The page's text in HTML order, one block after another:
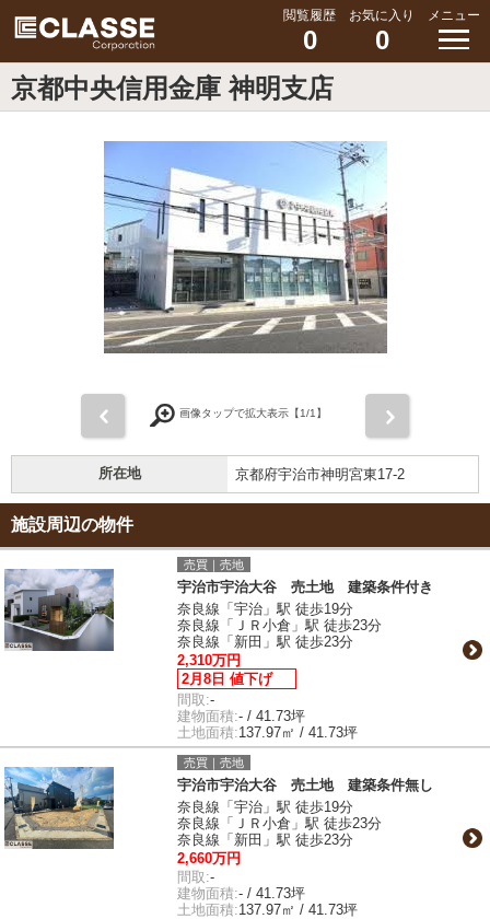
閲覧履歴
0
お気に入り
0
メニュー
京都中央信用金庫 神明支店
画像タップで拡大表示【1/1】
所在地 京都府宇治市神明宮東17-2
施設周辺の物件
売買｜売地
宇治市宇治大谷 売土地 建築条件付き
奈良線「宇治」駅 徒歩19分
奈良線「ＪＲ小倉」駅 徒歩23分
奈良線「新田」駅 徒歩23分
2,310万円
2月8日 値下げ
間取:-
建物面積:- / 41.73坪
土地面積:137.97㎡ / 41.73坪
売買｜売地
宇治市宇治大谷 売土地 建築条件無し
奈良線「宇治」駅 徒歩19分
奈良線「ＪＲ小倉」駅 徒歩23分
奈良線「新田」駅 徒歩23分
2,660万円
間取:-
建物面積:- / 41.73坪
土地面積:137.97㎡ / 41.73坪